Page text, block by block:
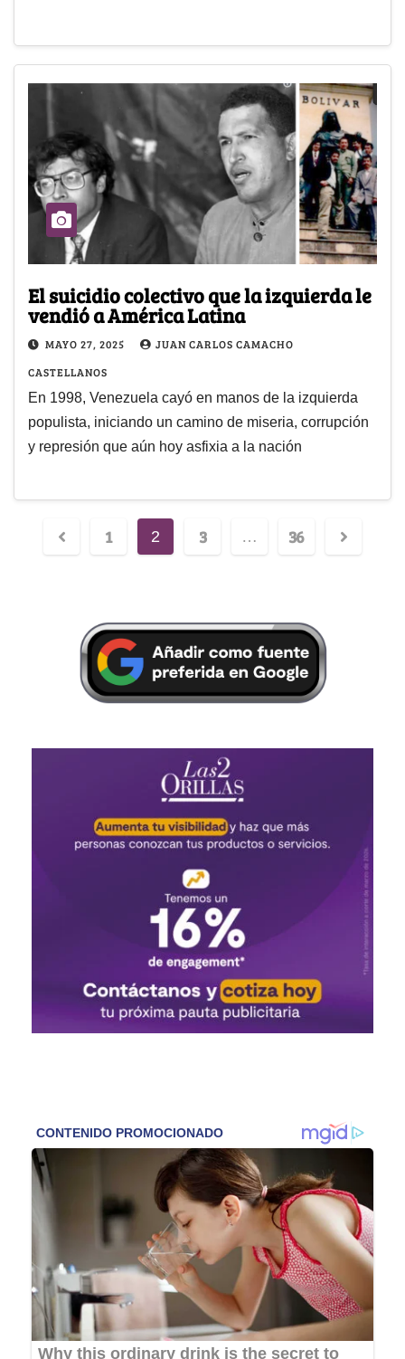
El suicidio colectivo que la izquierda le
vendió a América Latina
MAYO 27, 2025
JUAN CARLOS CAMACHO
CASTELLANOS
En 1998, Venezuela cayó en manos de la izquierda
populista, iniciando un camino de miseria, corrupción
y represión que aún hoy asfixia a la nación
1 2 3 … 36